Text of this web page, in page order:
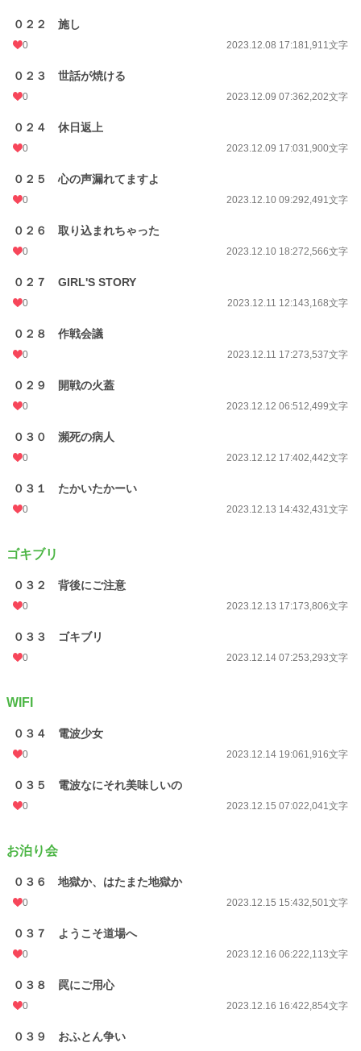
０２２ 施し
0 2023.12.08 17:181,911文字
０２３ 世話が焼ける
0 2023.12.09 07:362,202文字
０２４ 休日返上
0 2023.12.09 17:031,900文字
０２５ 心の声漏れてますよ
0 2023.12.10 09:292,491文字
０２６ 取り込まれちゃった
0 2023.12.10 18:272,566文字
０２７ GIRL'S STORY
0 2023.12.11 12:143,168文字
０２８ 作戦会議
0 2023.12.11 17:273,537文字
０２９ 開戦の火蓋
0 2023.12.12 06:512,499文字
０３０ 瀕死の病人
0 2023.12.12 17:402,442文字
０３１ たかいたかーい
0 2023.12.13 14:432,431文字
ゴキブリ
０３２ 背後にご注意
0 2023.12.13 17:173,806文字
０３３ ゴキブリ
0 2023.12.14 07:253,293文字
WIFI
０３４ 電波少女
0 2023.12.14 19:061,916文字
０３５ 電波なにそれ美味しいの
0 2023.12.15 07:022,041文字
お泊り会
０３６ 地獄か、はたまた地獄か
0 2023.12.15 15:432,501文字
０３７ ようこそ道場へ
0 2023.12.16 06:222,113文字
０３８ 罠にご用心
0 2023.12.16 16:422,854文字
０３９ おふとん争い